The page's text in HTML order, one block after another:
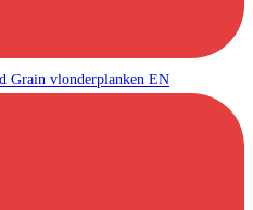
Grain vlonderplanken EN